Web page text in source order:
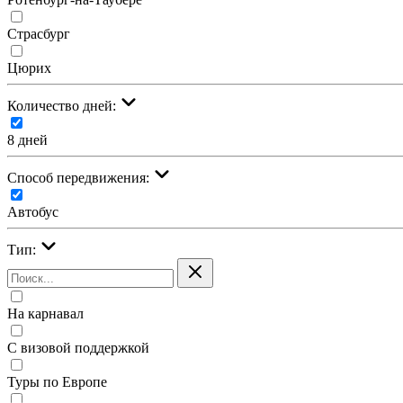
Страсбург
Цюрих
Количество дней:
8 дней
Cпособ передвижения:
Автобус
Тип:
На карнавал
С визовой поддержкой
Туры по Европе